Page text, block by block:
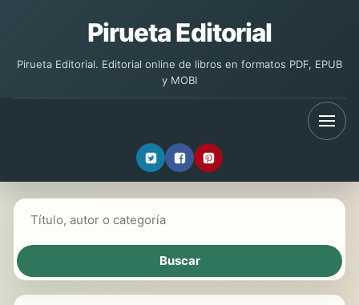
Pirueta Editorial
Pirueta Editorial. Editorial online de libros en formatos PDF, EPUB
y MOBI